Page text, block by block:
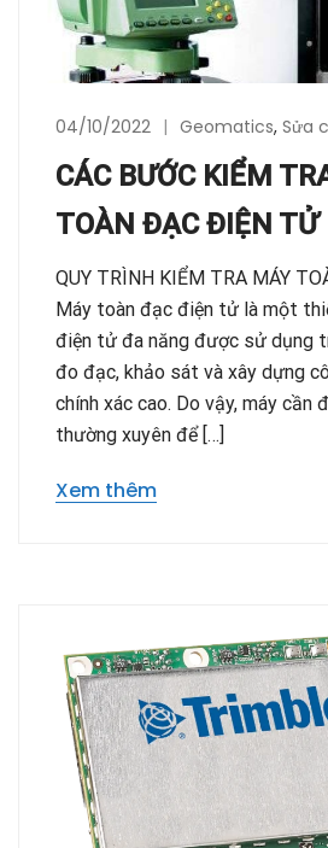
04/10/2022 Geomatics, Sửa
CÁC BƯỚC KIỂM
TOÀN ĐẠC ĐIỆN TỬ
QUY TRÌNH KIỂM TRA MÁY
Máy toàn đạc điện tử là một
điện tử đa năng được sử dụng
đo đạc, khảo sát và xây dựng
chính xác cao. Do vậy, máy cần
thường xuyên để […]
Xem thêm